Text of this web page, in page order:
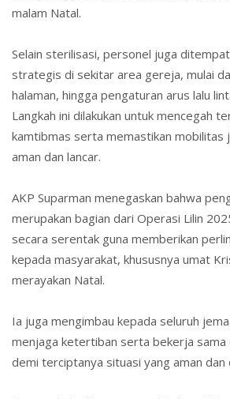
malam Natal.
Selain sterilisasi, personel juga
strategis di sekitar area gereja, mulai
halaman, hingga pengaturan arus lalu
Langkah ini dilakukan untuk mencegah
kamtibmas serta memastikan mobilitas
aman dan lancar.
AKP Suparman menegaskan bahwa
merupakan bagian dari Operasi Lilin
secara serentak guna memberikan
kepada masyarakat, khususnya umat
merayakan Natal.
Ia juga mengimbau kepada seluruh
menjaga ketertiban serta bekerja sama
demi terciptanya situasi yang aman dan